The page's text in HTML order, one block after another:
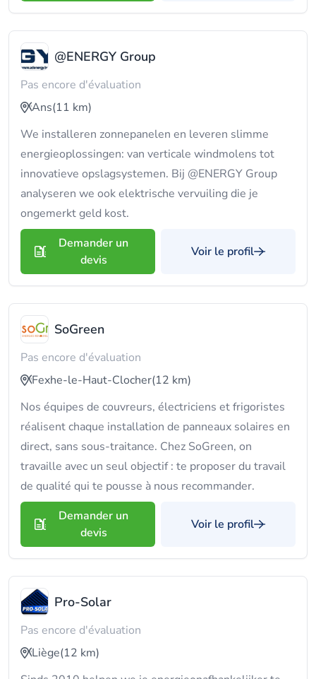
@ENERGY Group
Pas encore d'évaluation
Ans(11 km)
We installeren zonnepanelen en leveren slimme
energieoplossingen: van verticale windmolens tot
innovatieve opslagsystemen. Bij @ENERGY Group
analyseren we ook elektrische vervuiling die je
ongemerkt geld kost.
Demander un
devis
Voir le profil
SoGreen
Pas encore d'évaluation
Fexhe-le-Haut-Clocher(12 km)
Nos équipes de couvreurs, électriciens et frigoristes
réalisent chaque installation de panneaux solaires en
direct, sans sous-traitance. Chez SoGreen, on
travaille avec un seul objectif : te proposer du travail
de qualité qui te pousse à nous recommander.
Demander un
devis
Voir le profil
Pro-Solar
Pas encore d'évaluation
Liège(12 km)